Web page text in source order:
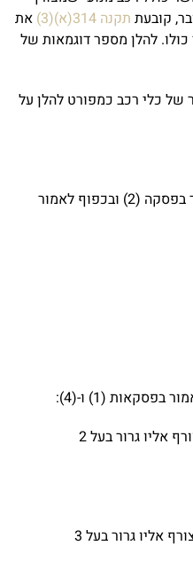
קובעת תקנה 314(א)(3)
את
להלן מספר דוגמאות של
כלי רכב כמפורט להלן על
(1) רכב מנועי, למעט רכב כאמור בפסקה (2) ובכפוף לאמור
3 סרנים
(1) ו-(4):
(ד) רכב מנועי בעל 3 סרנים שמצורף אליו גרור בעל 2
(ו) רכב מנועי בעל 3 סרנים שמצורף אליו גרור בעל 3